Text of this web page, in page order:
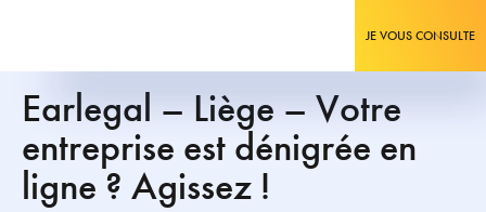
JE VOUS CONSULTE
Earlegal – Liège – Votre
entreprise est dénigrée en
ligne ? Agissez !